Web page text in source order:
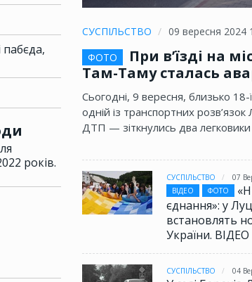
СУСПІЛЬСТВО
09 вересня 2024
ФОТО
При в’їзді на
Там-Таму сталась
Сьогодні, 9 вересня, близько 18-
одній із транспортних розв’язок
ДТП — зіткнулись два легковики
СУСПІЛЬСТВО
07
ВІДЕО
ФОТО
єднання»: у
встановлять
України. ВІДЕО
СУСПІЛЬСТВО 04
пабєда,
років.